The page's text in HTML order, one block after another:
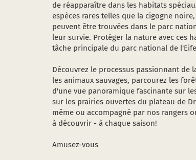
de réapparaître dans les habitats
espèces rares telles que la cigogne
peuvent être trouvées dans le parc
leur survie. Protéger la nature avec ces
tâche principale du parc national de
Découvrez le processus passionnant de
les animaux sauvages, parcourez les
d'une vue panoramique fascinante sur
sur les prairies ouvertes du plateau de
même ou accompagné par nos rangers
à découvrir - à chaque saison!
Amusez-vous